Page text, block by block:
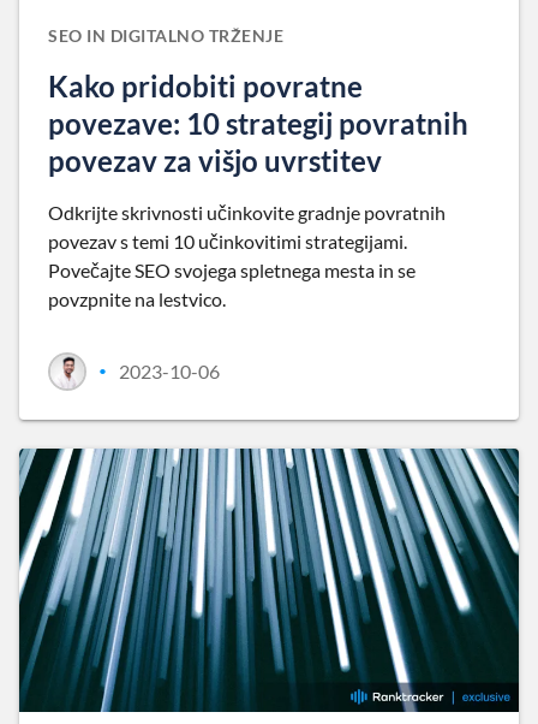
SEO IN DIGITALNO TRŽENJE
Kako pridobiti povratne
povezave: 10 strategij povratnih
povezav za višjo uvrstitev
Odkrijte skrivnosti učinkovite gradnje povratnih
povezav s temi 10 učinkovitimi strategijami.
Povečajte SEO svojega spletnega mesta in se
povzpnite na lestvico.
• 2023-10-06